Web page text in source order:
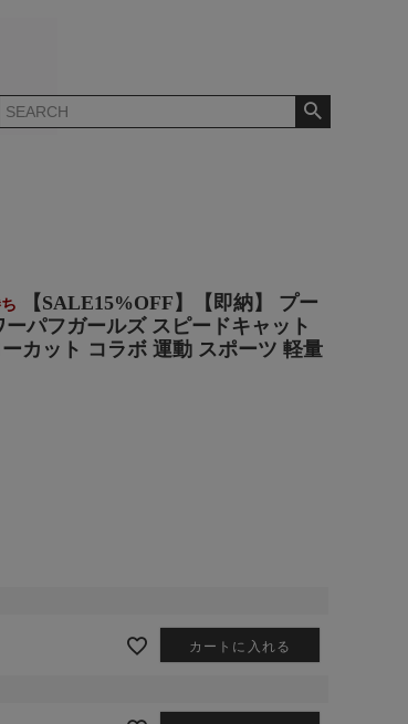
【SALE15%OFF】【即納】 プー
パフガールズ スピードキャット
カット コラボ 運動 スポーツ 軽量
カートに入れる